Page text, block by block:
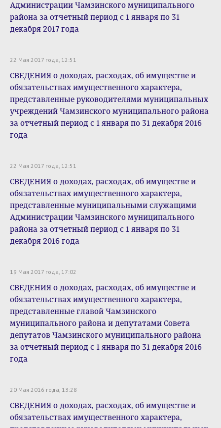
Администрации Чамзинского муниципального
района за отчетный период с 1 января по 31
декабря 2017 года
22 Мая 2017 года, 12:51
СВЕДЕНИЯ о доходах, расходах, об имуществе и
обязательствах имущественного характера,
представленные руководителями муниципальных
учреждений Чамзинского муниципального района
за отчетный период с 1 января по 31 декабря 2016
года
22 Мая 2017 года, 12:51
СВЕДЕНИЯ о доходах, расходах, об имуществе и
обязательствах имущественного характера,
представленные муниципальными служащими
Администрации Чамзинского муниципального
района за отчетный период с 1 января по 31
декабря 2016 года
19 Мая 2017 года, 17:02
СВЕДЕНИЯ о доходах, расходах, об имуществе и
обязательствах имущественного характера,
представленные главой Чамзинского
муниципального района и депутатами Совета
депутатов Чамзинского муниципального района
за отчетный период с 1 января по 31 декабря 2016
года
20 Мая 2016 года, 13:28
СВЕДЕНИЯ о доходах, расходах, об имуществе и
обязательствах имущественного характера,